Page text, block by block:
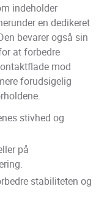
indeholder
en dedikeret
bevarer også sin
at forbedre
mod
forudsigelig
stivhed og
på
stabiliteten og